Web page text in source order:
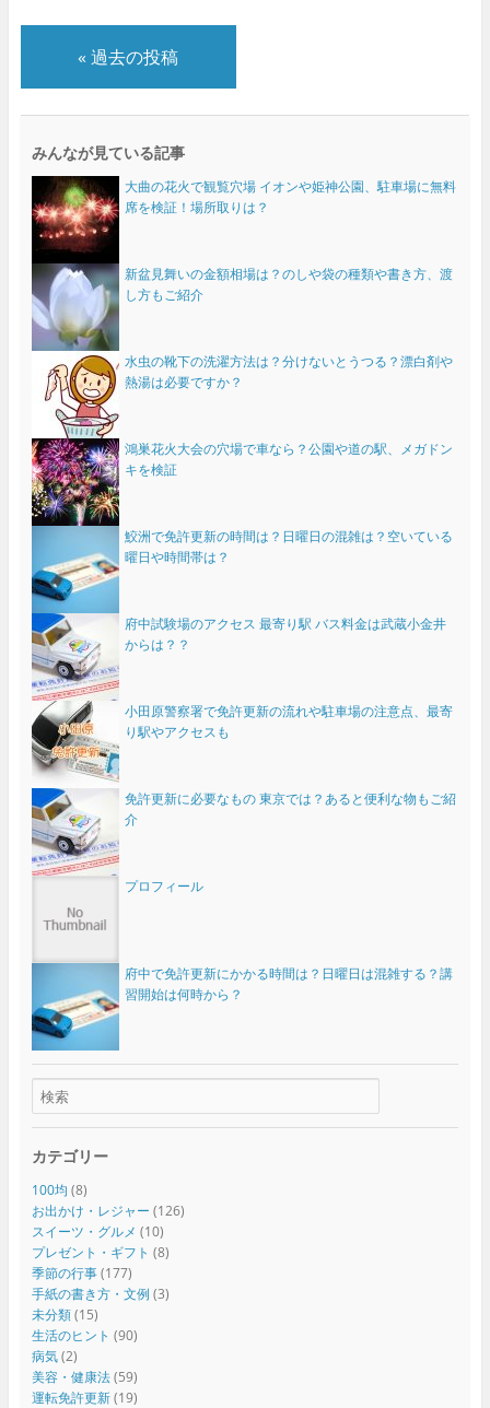
« 過去の投稿
みんなが見ている記事
大曲の花火で観覧穴場 イオンや姫神公園、駐車場に無料
席を検証！場所取りは？
新盆見舞いの金額相場は？のしや袋の種類や書き方、渡
し方もご紹介
水虫の靴下の洗濯方法は？分けないとうつる？漂白剤や
熱湯は必要ですか？
鴻巣花火大会の穴場で車なら？公園や道の駅、メガドン
キを検証
鮫洲で免許更新の時間は？日曜日の混雑は？空いている
曜日や時間帯は？
府中試験場のアクセス 最寄り駅 バス料金は武蔵小金井
からは？？
小田原警察署で免許更新の流れや駐車場の注意点、最寄
り駅やアクセスも
免許更新に必要なもの 東京では？あると便利な物もご紹
介
プロフィール
府中で免許更新にかかる時間は？日曜日は混雑する？講
習開始は何時から？
カテゴリー
100均 (8)
お出かけ・レジャー (126)
スイーツ・グルメ (10)
プレゼント・ギフト (8)
季節の行事(177)
手紙の書き方・文例 (3)
未分類(15)
生活のヒント (90)
病気(2)
美容・健康法(59)
運転免許更新(19)